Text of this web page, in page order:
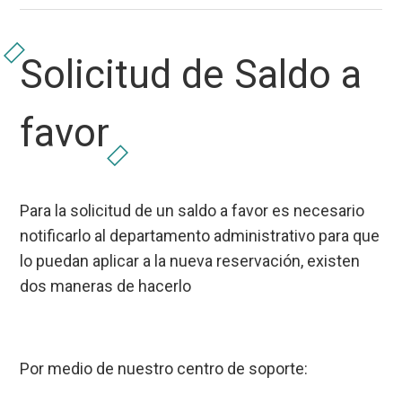
Solicitud de Saldo a
favor
Para la solicitud de un saldo a favor es necesario
notificarlo al departamento administrativo para que
lo puedan aplicar a la nueva reservación, existen
dos maneras de hacerlo
Por medio de nuestro centro de soporte: